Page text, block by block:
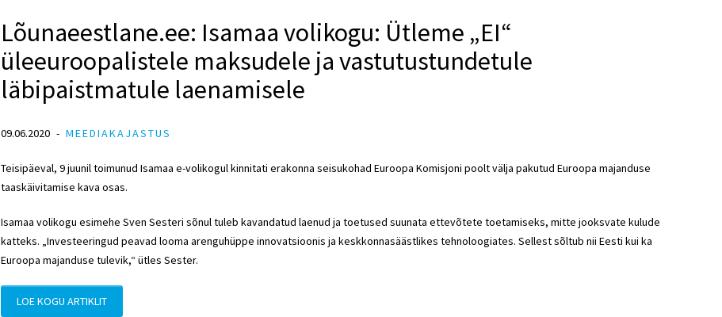
Lõunaeestlane.ee: Isamaa volikogu: Ütleme „EI“
üleeuroopalistele maksudele ja vastutustundetule
läbipaistmatule laenamisele
09.06.2020 MEEDIAKAJASTUS
Teisipäeval, 9 juunil toimunud Isamaa e-volikogul kinnitati erakonna seisukohad Euroopa Komisjoni poolt välja pakutud Euroopa majanduse
taaskäivitamise kava osas.
Isamaa volikogu esimehe Sven Sesteri sõnul tuleb kavandatud laenud ja toetused suunata ettevõtete toetamiseks, mitte jooksvate kulude
katteks. „Investeeringud peavad looma arenguhüppe innovatsioonis ja keskkonnasäästlikes tehnoloogiates. Sellest sõltub nii Eesti kui ka
Euroopa majanduse tulevik,“ ütles Sester.
LOE KOGU ARTIKLIT